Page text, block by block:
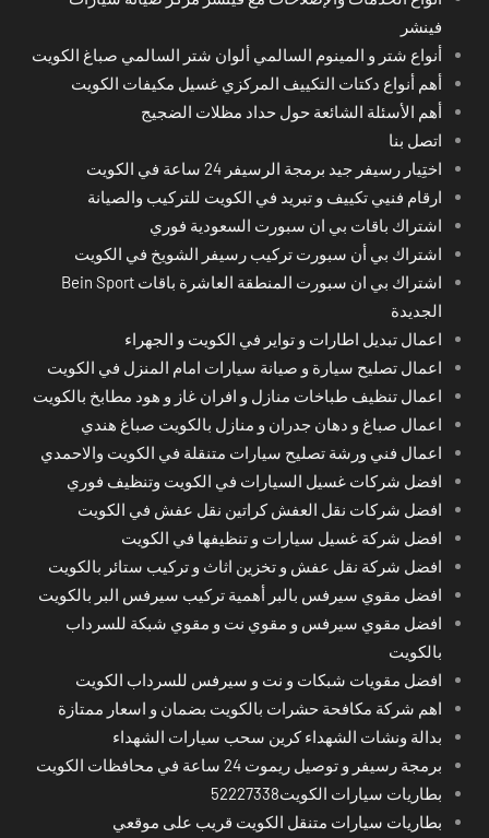
فينشر
أنواع شتر و المينوم السالمي ألوان شتر السالمي صباغ الكويت
أهم أنواع دكتات التكييف المركزي غسيل مكيفات الكويت
أهم الأسئلة الشائعة حول حداد مظلات الضجيج
اتصل بنا
اختِيار رسيفر جيد برمجة الرسيفر 24 ساعة في الكويت
ارقام فنيي تكييف و تبريد في الكويت للتركيب والصيانة
اشتراك باقات بي ان سبورت السعودية فوري
اشتراك بي أن سبورت تركيب رسيفر الشويخ في الكويت
اشتراك بي ان سبورت المنطقة العاشرة باقات Bein Sport
الجديدة
اعمال تبديل اطارات و تواير في الكويت و الجهراء
اعمال تصليح سيارة و صيانة سيارات امام المنزل في الكويت
اعمال تنظيف طباخات منازل و افران غاز و هود مطابخ بالكويت
اعمال صباغ و دهان جدران و منازل بالكويت صباغ هندي
اعمال فني ورشة تصليح سيارات متنقلة في الكويت والاحمدي
افضل شركات غسيل السيارات في الكويت وتنظيف فوري
افضل شركات نقل العفش كراتين نقل عفش في الكويت
افضل شركة غسيل سيارات و تنظيفها في الكويت
افضل شركة نقل عفش و تخزين اثاث و تركيب ستائر بالكويت
افضل مقوي سيرفس بالبر أهمية تركيب سيرفس البر بالكويت
افضل مقوي سيرفس و مقوي نت و مقوي شبكة للسرداب
بالكويت
افضل مقويات شبكات و نت و سيرفس للسرداب الكويت
اهم شركة مكافحة حشرات بالكويت بضمان و اسعار ممتازة
بدالة ونشات الشهداء كرين سحب سيارات الشهداء
برمجة رسيفر و توصيل ريموت 24 ساعة في محافظات الكويت
بطاريات سيارات الكويت52227338
بطاريات سيارات متنقل الكويت قريب على موقعي